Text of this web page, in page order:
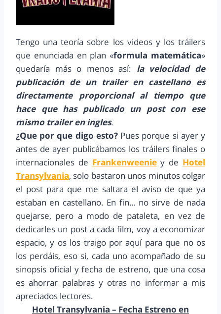
Tengo una teoría sobre los videos y los tráilers
que enunciada en plan «formula matemática»
quedaría más o menos así: la velocidad de
publicación de un trailer en castellano es
directamente proporcional al tiempo que
hace que has publicado un post con ese
mismo trailer en ingles.
¿Que por que digo esto?Pues porque si ayer y
antes de ayer publicábamos los tráilers finales o
internacionales de Frankenweeniey de Hotel
Transylvania, solo bastaron unos minutos colgar
el post para que me saltara el aviso de que ya
estaban en castellano. En fin… no sirve de nada
quejarse, pero a modo de pataleta, en vez de
dedicarles un post a cada film, voy a economizar
espacio, y os los traigo por aquí para que no os
los perdáis, eso si, cada uno acompañado de su
sinopsis oficial y fecha de estreno, que una cosa
es ahorrar palabras y otras no informar a mis
apreciados lectores.
Hotel Transylvania – Fecha Estreno en